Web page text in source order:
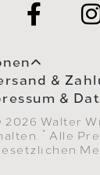
&
&
Walter
* Alle